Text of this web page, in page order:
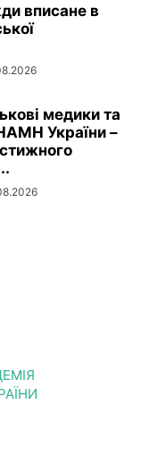
вписане в
медики та
України –